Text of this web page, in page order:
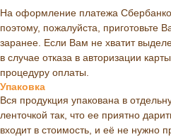
На оформление платежа
поэтому, пожалуйста, приготовьте
заранее. Если Вам не хватит
в случае отказа в авторизации
процедуру оплаты.
Упаковка
Вся продукция упакована в
ленточкой так, что ее приятно
входит в стоимость, и её не нужно